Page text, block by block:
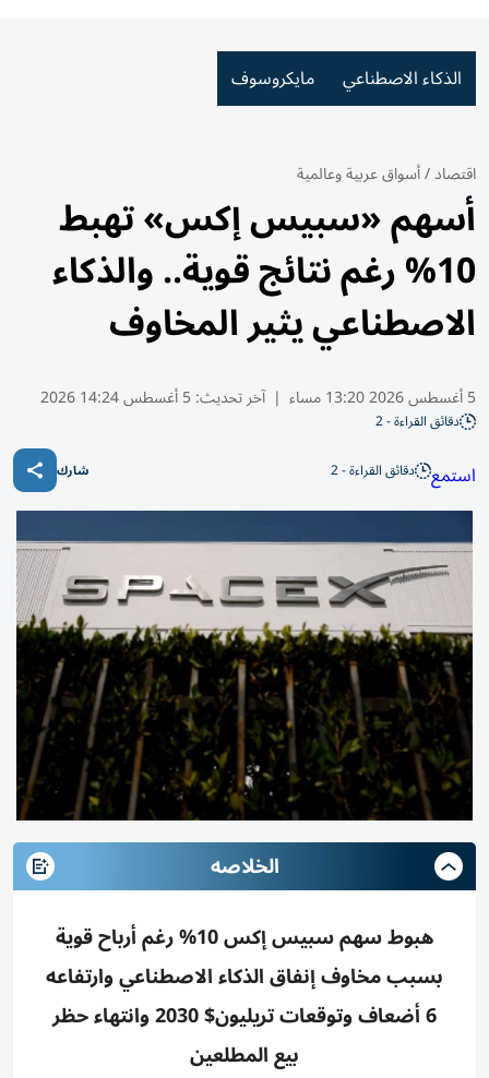
الذكاء الاصطناعي مايكروسوف
اقتصاد/أسواق عربية وعالمية
أسهم «سبيس إكس» تهبط
10% رغم نتائج قوية.. والذكاء
الاصطناعي يثير المخاوف
5 أغسطس 2026 13:20 مساء | آخر تحديث:5 أغسطس 14:24 2026
دقائق القراءة - 2
استمع دقائق القراءة - 2 شارك
الخلاصه
هبوط سهم سبيس إكس 10% رغم أرباح قوية
بسبب مخاوف إنفاق الذكاء الاصطناعي وارتفاعه
6 أضعاف وتوقعات تريليون$ 2030 وانتهاء حظر
بيع المطلعين